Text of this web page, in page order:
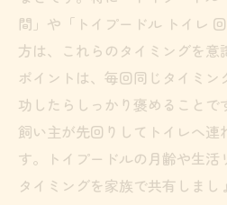
間」や「トイプードル トイレ
方は、これらのタイミングを意
ポイントは、毎回同じタイミ
功したらしっかり褒めることで
飼い主が先回りしてトイレへ連
す。トイプードルの月齢や生
タイミングを家族で共有しまし